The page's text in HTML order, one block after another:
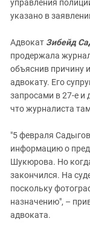
управления
указано в
Адвокат Зибейд
продержала
объяснив причину
адвокату. Его
запросами в 27-е и
что журналиста
"5 февраля
информацию о
Шукюрова. Но
закончился. На
поскольку
назначению", –
адвоката.